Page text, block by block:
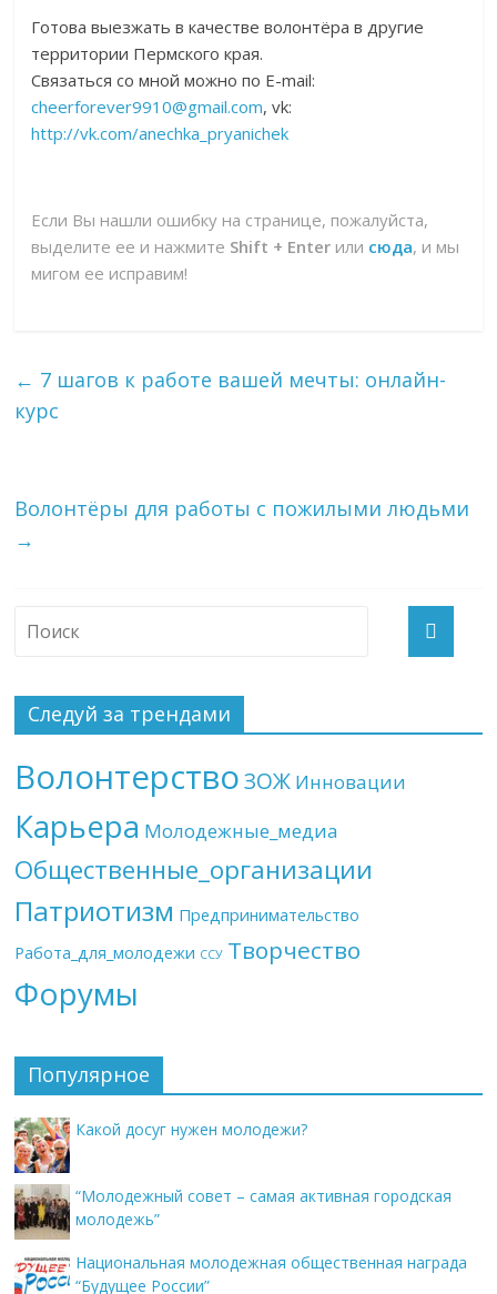
Готова выезжать в качестве волонтёра в другие
территории Пермского края.
Связаться со мной можно по E-mail:
cheerforever9910@gmail.com, vk:
http://vk.com/anechka_pryanichek
Если Вы нашли ошибку на странице, пожалуйста,
выделите ее и нажмите Shift + Enter или сюда, и мы
мигом ее исправим!
← 7 шагов к работе вашей мечты: онлайн-
курс
Волонтёры для работы с пожилыми людьми
→
Следуй за трендами
Волонтерство ЗОЖ Инновации
Карьера Молодежные_медиа
Общественные_организации
Патриотизм Предпринимательство
Работа_для_молодежи ССУ Творчество
Форумы
Популярное
Какой досуг нужен молодежи?
“Молодежный совет – самая активная городская
молодежь”
Национальная молодежная общественная награда
“Будущее России”